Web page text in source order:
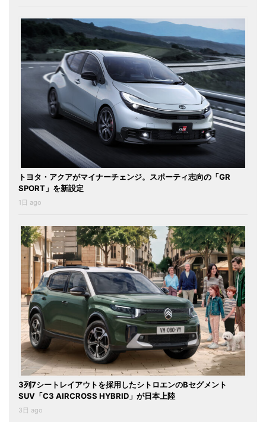
トヨタ・アクアがマイナーチェンジ。スポーティ志向の「GR
SPORT」を新設定
1日 ago
3列7シートレイアウトを採用したシトロエンのBセグメント
SUV「C3 AIRCROSS HYBRID」が日本上陸
3日 ago